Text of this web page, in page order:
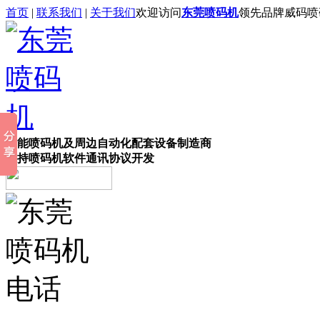
首页 | 联系我们 | 关于我们欢迎访问东莞喷码机领先品牌威码
智能喷码机及周边自动化配套设备制造商
支持喷码机软件通讯协议开发